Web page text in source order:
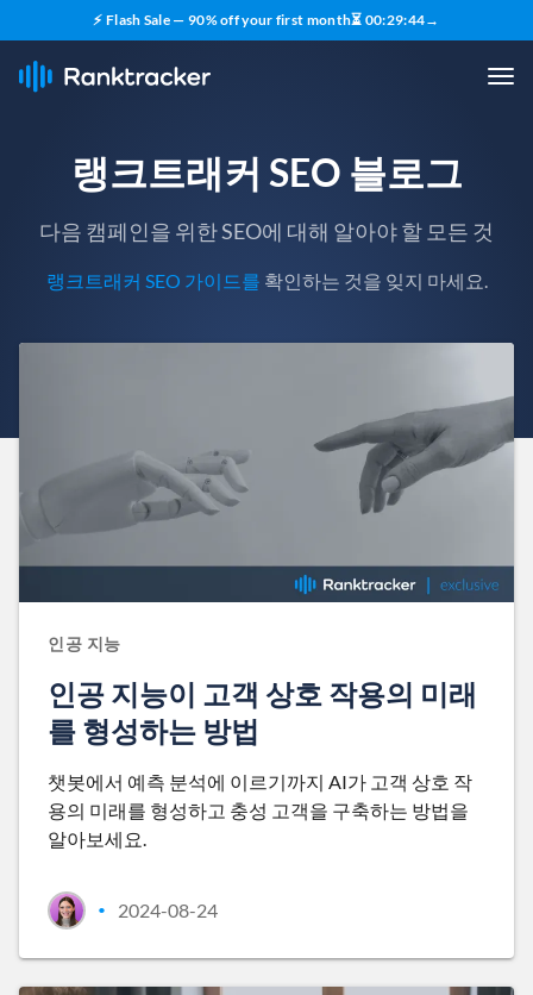
⚡ Flash Sale — 90% off your first month⏳ 00:29:42→
랭크트래커 SEO 블로그
다음 캠페인을 위한 SEO에 대해 알아야 할 모든 것
랭크트래커 SEO 가이드를 확인하는 것을 잊지 마세요.
인공 지능
인공 지능이 고객 상호 작용의 미래
를 형성하는 방법
챗봇에서 예측 분석에 이르기까지 AI가 고객 상호 작
용의 미래를 형성하고 충성 고객을 구축하는 방법을
알아보세요.
• 2024-08-24